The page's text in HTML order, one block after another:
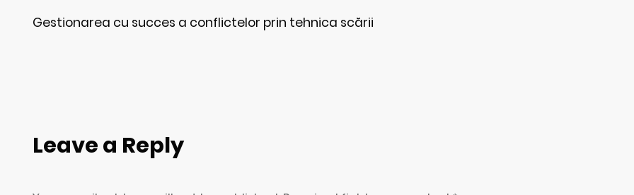
Gestionarea cu succes a conflictelor prin tehnica scării
Leave a Reply